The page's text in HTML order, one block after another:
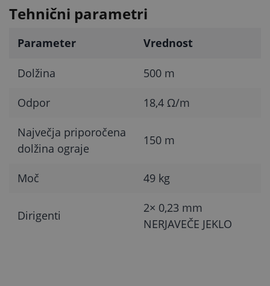
Tehnični parametri
Parameter Vrednost
Dolžina 500 m
Odpor 18,4 Ω/m
Največja priporočena
dolžina ograje
150 m
Moč 49 kg
Dirigenti
2× 0,23 mm
NERJAVEČE JEKLO